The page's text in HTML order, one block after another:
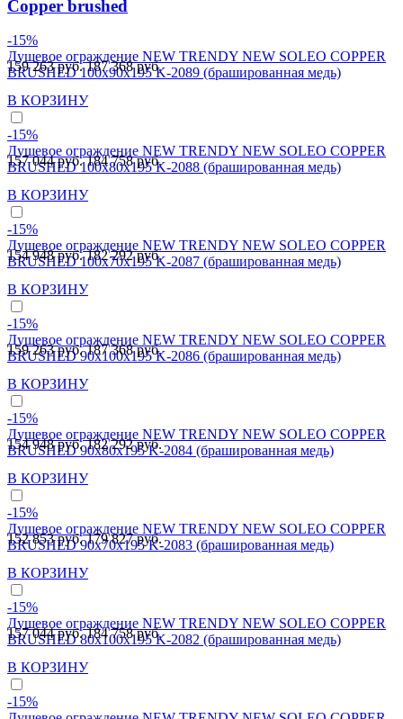
Copper brushed
-15%
Душевое ограждение NEW TRENDY NEW SOLEO COPPER
BRUSHED 100x90x195 K-2089 (брашированная медь)
159 263 руб.187 368 руб.
В КОРЗИНУ
-15%
Душевое ограждение NEW TRENDY NEW SOLEO COPPER
BRUSHED 100x80x195 K-2088 (брашированная медь)
157 044 руб.184 758 руб.
В КОРЗИНУ
-15%
Душевое ограждение NEW TRENDY NEW SOLEO COPPER
BRUSHED 100x70x195 K-2087 (брашированная медь)
154 948 руб.182 292 руб.
В КОРЗИНУ
-15%
Душевое ограждение NEW TRENDY NEW SOLEO COPPER
BRUSHED 90x100x195 K-2086 (брашированная медь)
159 263 руб.187 368 руб.
В КОРЗИНУ
-15%
Душевое ограждение NEW TRENDY NEW SOLEO COPPER
BRUSHED 90x80x195 K-2084 (брашированная медь)
154 948 руб.182 292 руб.
В КОРЗИНУ
-15%
Душевое ограждение NEW TRENDY NEW SOLEO COPPER
BRUSHED 90x70x195 K-2083 (брашированная медь)
152 853 руб.179 827 руб.
В КОРЗИНУ
-15%
Душевое ограждение NEW TRENDY NEW SOLEO COPPER
BRUSHED 80x100x195 K-2082 (брашированная медь)
157 044 руб.184 758 руб.
В КОРЗИНУ
-15%